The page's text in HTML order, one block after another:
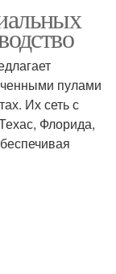
пулами
Их сеть с
Флорида,